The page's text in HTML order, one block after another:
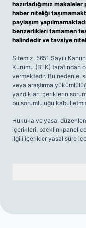
hazırladığımız
haber niteliği
paylaşım
benzerlikleri tamamen
halindedir ve tavsiye
Sitemiz, 5651 Sayılı
Kurumu (BTK) tarafından
vermektedir. Bu nedenle,
veya araştırma
yazdıkları içeriklerin
bu sorumluluğu kabul
Hukuka ve yasal
içerikleri,
ilgili içerikler yasal süre